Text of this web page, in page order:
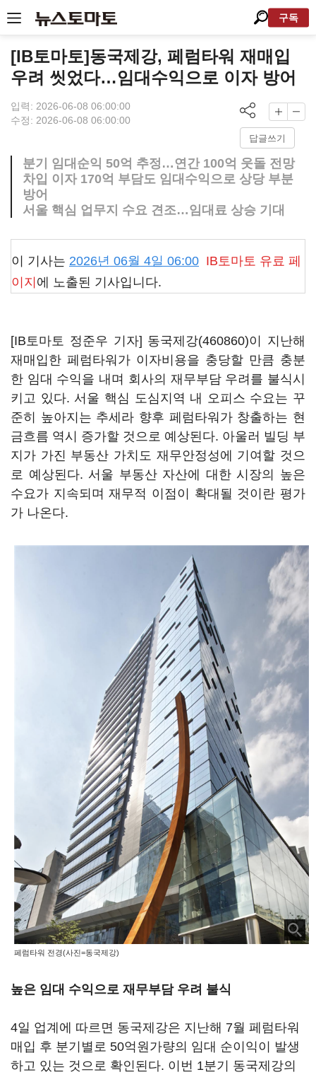
구독
[IB토마토]동국제강, 페럼타워 재매입
우려 씻었다…임대수익으로 이자 방어
입력: 2026-06-08 06:00:00
수정: 2026-06-08 06:00:00
답글쓰기
분기 임대순익 50억 추정…연간 100억 웃돌 전망
차입 이자 170억 부담도 임대수익으로 상당 부분
방어
서울 핵심 업무지 수요 견조…임대료 상승 기대
이 기사는 2026년 06월 4일 06:00 IB토마토 유료 페
이지 에 노출된 기사입니다.
[IB토마토 정준우 기자] 동국제강(460860)이 지난해
재매입한 페럼타워가 이자비용을 충당할 만큼 충분
한 임대 수익을 내며 회사의 재무부담 우려를 불식시
키고 있다. 서울 핵심 도심지역 내 오피스 수요는 꾸
준히 높아지는 추세라 향후 페럼타워가 창출하는 현
금흐름 역시 증가할 것으로 예상된다. 아울러 빌딩 부
지가 가진 부동산 가치도 재무안정성에 기여할 것으
로 예상된다. 서울 부동산 자산에 대한 시장의 높은
수요가 지속되며 재무적 이점이 확대될 것이란 평가
가 나온다.
페럼타워 전경(사진=동국제강)
높은 임대 수익으로 재무부담 우려 불식
4일 업계에 따르면 동국제강은 지난해 7월 페럼타워
매입 후 분기별로 50억원가량의 임대 순이익이 발생
하고 있는 것으로 확인된다. 이번 1분기 동국제강의